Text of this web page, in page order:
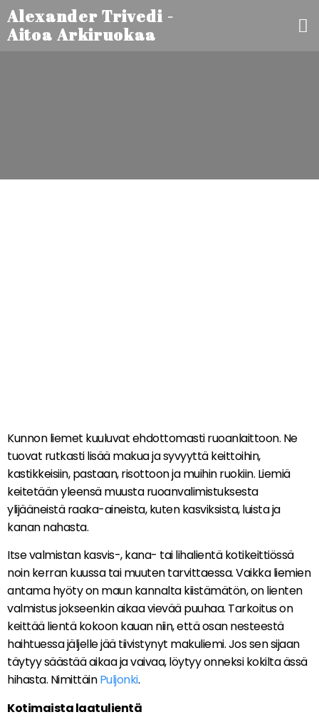
Alexander Trivedi -
Aitoa Arkiruokaa
Kunnon liemet kuuluvat ehdottomasti ruoanlaittoon. Ne
tuovat rutkasti lisää makua ja syvyyttä keittoihin,
kastikkeisiin, pastaan, risottoon ja muihin ruokiin. Liemiä
keitetään yleensä muusta ruoanvalimistuksesta
ylijääneistä raaka-aineista, kuten kasviksista, luista ja
kanan nahasta.
Itse valmistan kasvis-, kana- tai lihalientä kotikeittiössä
noin kerran kuussa tai muuten tarvittaessa. Vaikka liemien
antama hyöty on maun kannalta kiistämätön, on lienten
valmistus jokseenkin aikaa vievää puuhaa. Tarkoitus on
keittää lientä kokoon kauan niin, että osan nesteestä
haihtuessa jäljelle jää tiivistynyt makuliemi. Jos sen sijaan
täytyy säästää aikaa ja vaivaa, löytyy onneksi kokilta ässä
hihasta. NimittäinPuljonki.
Kotimaista laatulientä